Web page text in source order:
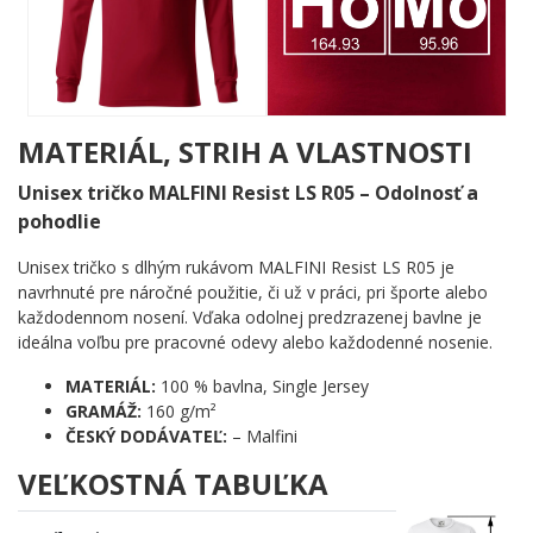
protónové číslo 67) a Mo (molybdenum, protónové číslo 42).
Dokopy tvoria slovo HOMO. Prevedenie je zámerne strohé,
čiernobiele a absolútne verné originálu periodickej tabuľky.
Žiadne zbytočné ozdoby, žiadne prídavné efekty – iba čistá veda
s dokonalým dvojzmyslom. Práve táto jednoduchosť robí motív
tak výnimočným. Človek ho buď okamžite pochopí a zasmeje
sa, alebo sa zamyslí – a potom sa zasmeje ešte viac. Tak či
onak, nezostane ľahostajný.
Komu urobí radosť?
🧠 Všetkým milovníkom chémie a prírodných vied, ktorí
ocenia vedeckú presnosť podanú s nadhľadom
🔥 Hrdým členom LGBTQ+ komunity, ktorí milujú chytré
vyjadrenie svojej identity
✨ Gíkovským dušiam, pre ktoré je periodická tabuľka
každodennou súčasťou života
💡 Každému, kto chce vyjadriť sám seba s humorom a
Veda nikdy nebola taká osobná. Pridaj tento motív do košíka a
ukáž svetu, že byť homo je úplne prirodzené – Mendelejev to
MATERIÁL, STRIH A VLASTNOSTI
Unisex tričko MALFINI Resist LS R05 – Odolnosť a
pohodlie
Unisex tričko s dlhým rukávom MALFINI Resist LS R05 je
navrhnuté pre náročné použitie, či už v práci, pri športe alebo
každodennom nosení. Vďaka odolnej predzrazenej bavlne je
ideálna voľbu pre pracovné odevy alebo každodenné nosenie.
MATERIÁL: 100 % bavlna, Single Jersey
GRAMÁŽ: 160 g/m²
ČESKÝ DODÁVATEĽ: – Malfini
VEĽKOSTNÁ TABUĽKA